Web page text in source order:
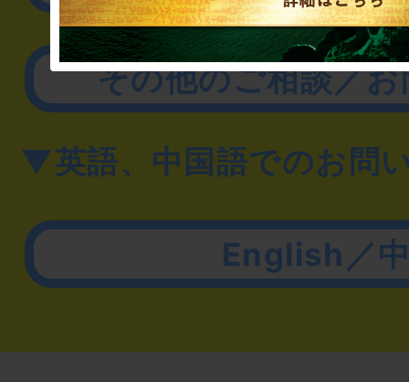
その他のご相談／
▼英語、中国語でのお問
English／